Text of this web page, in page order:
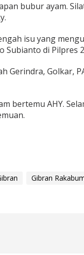
bubur ayam.
isu yang
Subianto di Pilpres
Gerindra, Golkar,
bertemu AHY.
Gibran